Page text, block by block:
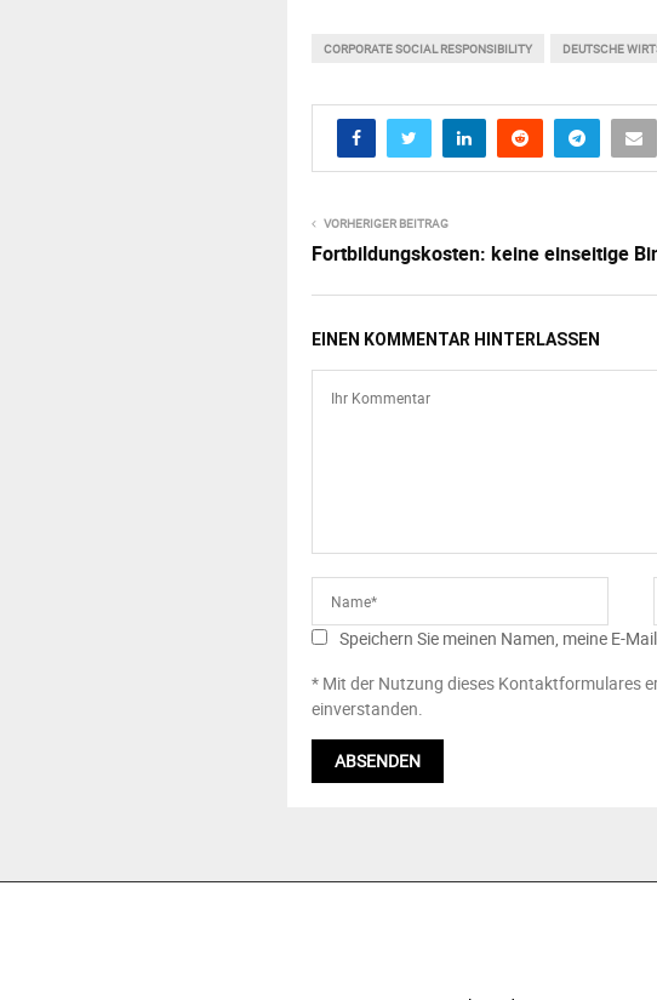
CORPORATE SOCIAL RESPONSIBILITY DEUTSCHE
VORHERIGER BEITRAG
Fortbildungskosten: keine einseitige
EINEN KOMMENTAR HINTERLASSEN
Speichern Sie meinen Namen, meine E-
* Mit der Nutzung dieses Kontaktformulares
einverstanden.